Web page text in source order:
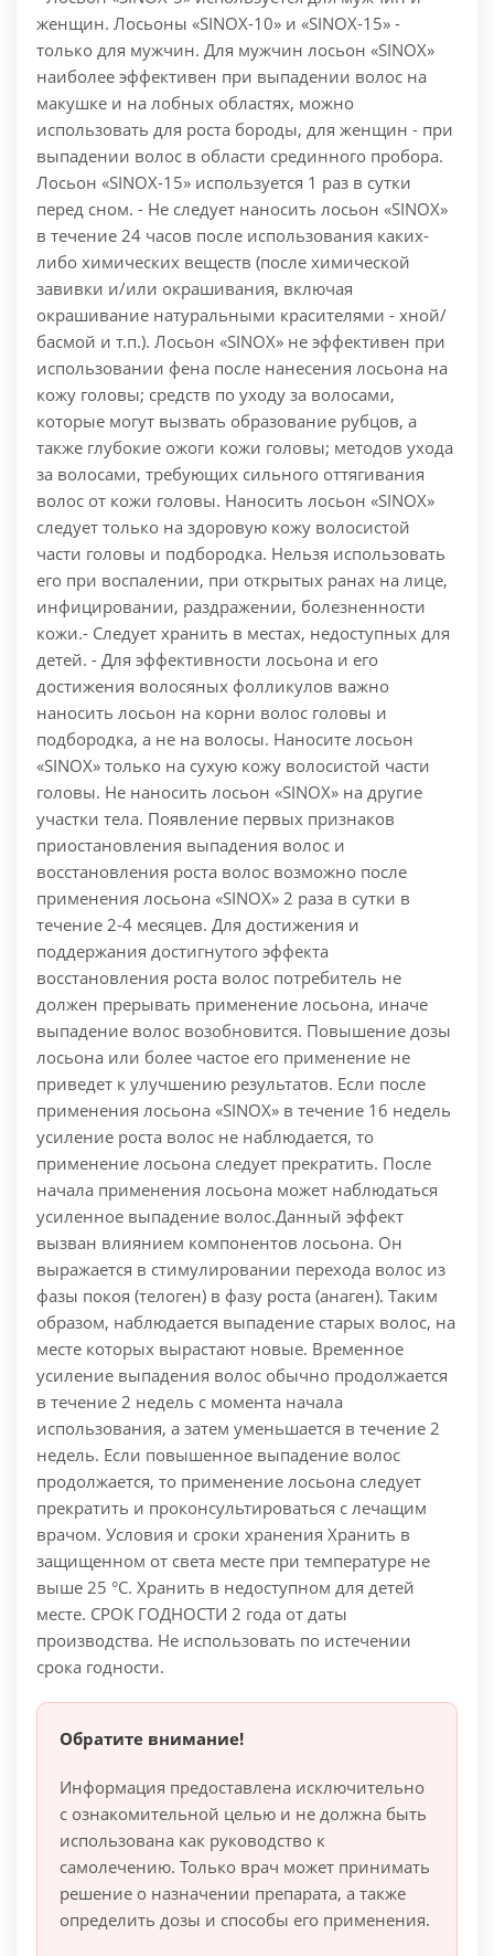
женщин. Лосьоны «SINOX-10» и «SINOX-15» -
только для мужчин. Для мужчин лосьон «SINOX»
наиболее эффективен при выпадении волос на
макушке и на лобных областях, можно
использовать для роста бороды, для женщин - при
выпадении волос в области срединного пробора.
Лосьон «SINOX-15» используется 1 раз в сутки
перед сном. - Не следует наносить лосьон «SINOX»
в течение 24 часов после использования каких-
либо химических веществ (после химической
завивки и/или окрашивания, включая
окрашивание натуральными красителями - хной/
басмой и т.п.). Лосьон «SINOX» не эффективен при
использовании фена после нанесения лосьона на
кожу головы; средств по уходу за волосами,
которые могут вызвать образование рубцов, а
также глубокие ожоги кожи головы; методов ухода
за волосами, требующих сильного оттягивания
волос от кожи головы. Наносить лосьон «SINOX»
следует только на здоровую кожу волосистой
части головы и подбородка. Нельзя использовать
его при воспалении, при открытых ранах на лице,
инфицировании, раздражении, болезненности
кожи.- Следует хранить в местах, недоступных для
детей. - Для эффективности лосьона и его
достижения волосяных фолликулов важно
наносить лосьон на корни волос головы и
подбородка, а не на волосы. Наносите лосьон
«SINOX» только на сухую кожу волосистой части
головы. Не наносить лосьон «SINOX» на другие
участки тела. Появление первых признаков
приостановления выпадения волос и
восстановления роста волос возможно после
применения лосьона «SINOX» 2 раза в сутки в
течение 2-4 месяцев. Для достижения и
поддержания достигнутого эффекта
восстановления роста волос потребитель не
должен прерывать применение лосьона, иначе
выпадение волос возобновится. Повышение дозы
лосьона или более частое его применение не
приведет к улучшению результатов. Если после
применения лосьона «SINOX» в течение 16 недель
усиление роста волос не наблюдается, то
применение лосьона следует прекратить. После
начала применения лосьона может наблюдаться
усиленное выпадение волос.Данный эффект
вызван влиянием компонентов лосьона. Он
выражается в стимулировании перехода волос из
фазы покоя (телоген) в фазу роста (анаген). Таким
образом, наблюдается выпадение старых волос, на
месте которых вырастают новые. Временное
усиление выпадения волос обычно продолжается
в течение 2 недель с момента начала
использования, а затем уменьшается в течение 2
недель. Если повышенное выпадение волос
продолжается, то применение лосьона следует
прекратить и проконсультироваться с лечащим
врачом. Условия и сроки хранения Хранить в
защищенном от света месте при температуре не
выше 25 °С. Хранить в недоступном для детей
месте. СРОК ГОДНОСТИ 2 года от даты
производства. Не использовать по истечении
срока годности.
Обратите внимание!
Информация предоставлена исключительно
с ознакомительной целью и не должна быть
использована как руководство к
самолечению. Только врач может принимать
решение о назначении препарата, а также
определить дозы и способы его применения.